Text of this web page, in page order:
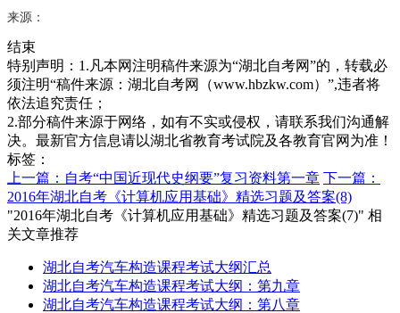
来源：
结束
特别声明：1.凡本网注明稿件来源为“湖北自考网”的，转载必
须注明“稿件来源：湖北自考网（www.hbzkw.com）”,违者将
依法追究责任；
2.部分稿件来源于网络，如有不实或侵权，请联系我们沟通解
决。最新官方信息请以湖北省教育考试院及各教育官网为准！
标签：
上一篇：自考“中国近现代史纲要”复习资料第一章 下一篇：
2016年湖北自考《计算机应用基础》精选习题及答案(8)
"2016年湖北自考《计算机应用基础》精选习题及答案(7)" 相
关文章推荐
湖北自考汽车构造课程考试大纲汇总
湖北自考汽车构造课程考试大纲：第九章
湖北自考汽车构造课程考试大纲：第八章